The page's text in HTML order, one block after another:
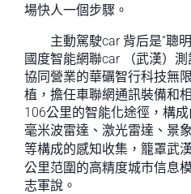
場快人一個步驟。
主動駕駛car 背后是“聰
國度智能網聯car （武漢）
協同營業的華礪智行科技無
植，擔任車聯網通訊裝備和
106公里的智能化途徑，構
毫米波雷達、激光雷達、景
等構成的感知收集，籠罩武
公里范圍的高精度城市信息
志軍說。